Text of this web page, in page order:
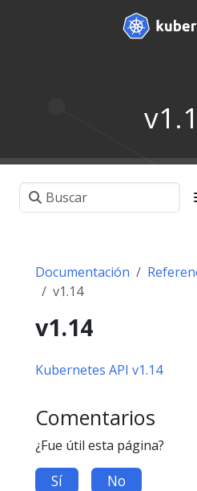
Documentación
v1.14
v1.14
Kubernetes API v1.14
Comentarios
¿Fue útil esta página?
Sí No